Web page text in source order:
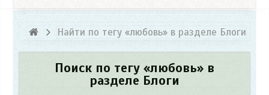
Найти по тегу «любовь» в разделе Блоги
Поиск по тегу «любовь» в
разделе Блоги